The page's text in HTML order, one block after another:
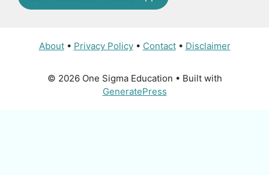
About• Privacy Policy• Contact• Disclaimer
© 2026 One Sigma Education • Built with
GeneratePress